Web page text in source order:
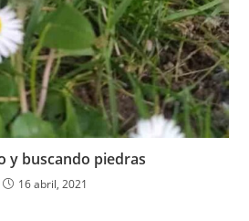
y buscando piedras
16 abril, 2021